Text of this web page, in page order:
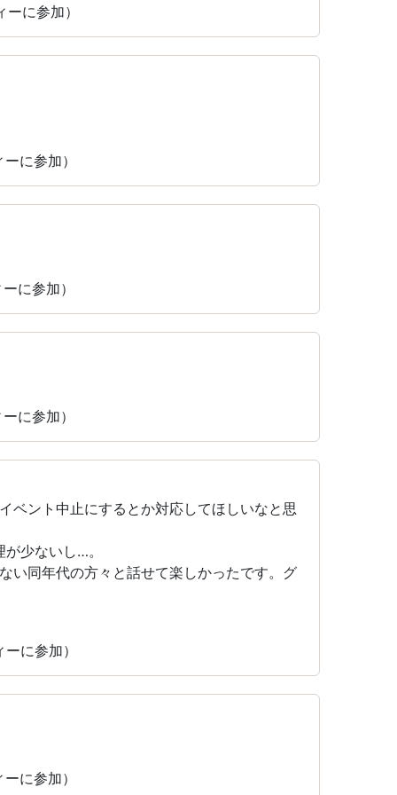
に参加）
に参加）
に参加）
に参加）
ベント中止にするとか対応してほしいなと思
少ないし…。
い同年代の方々と話せて楽しかったです。グ
に参加）
に参加）